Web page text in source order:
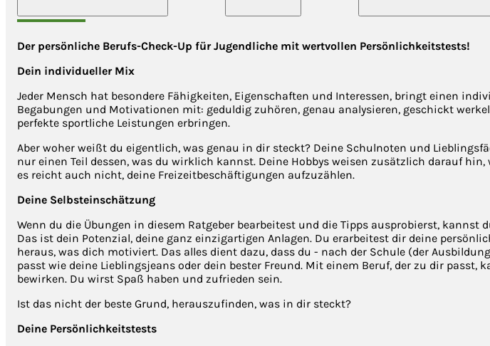
Der persönliche Berufs-Check-Up für Jugendliche mit wertvollen Persönlichkeitstests!
Dein individueller Mix
Jeder Mensch hat besondere Fähigkeiten, Eigenschaften und Interessen, bringt einen
Begabungen und Motivationen mit: geduldig zuhören, genau analysieren, geschickt
perfekte sportliche Leistungen erbringen.
Aber woher weißt du eigentlich, was genau in dir steckt? Deine Schulnoten und
nur einen Teil dessen, was du wirklich kannst. Deine Hobbys weisen zusätzlich darauf
es reicht auch nicht, deine Freizeitbeschäftigungen aufzuzählen.
Deine Selbsteinschätzung
Wenn du die Übungen in diesem Ratgeber bearbeitest und die Tipps ausprobierst, kannst
Das ist dein Potenzial, deine ganz einzigartigen Anlagen. Du erarbeitest dir deine
heraus, was dich motiviert. Das alles dient dazu, dass du - nach der Schule (der
passt wie deine Lieblingsjeans oder dein bester Freund. Mit einem Beruf, der zu dir passt,
bewirken. Du wirst Spaß haben und zufrieden sein.
Ist das nicht der beste Grund, herauszufinden, was in dir steckt?
Deine Persönlichkeitstests